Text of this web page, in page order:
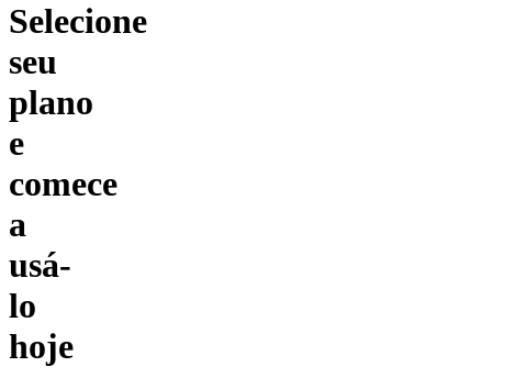
Selecione
seu
plano
e
comece
a
usá-
lo
hoje